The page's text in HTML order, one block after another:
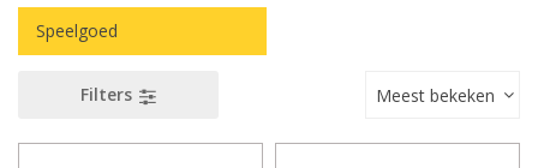
Speelgoed
Filters Meest bekeken